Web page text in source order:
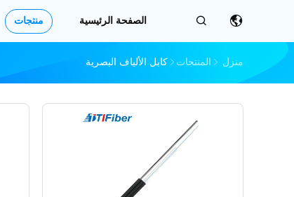
الصفحة الرئيسية منتجات
منزل المنتجات كابل الألياف البصرية